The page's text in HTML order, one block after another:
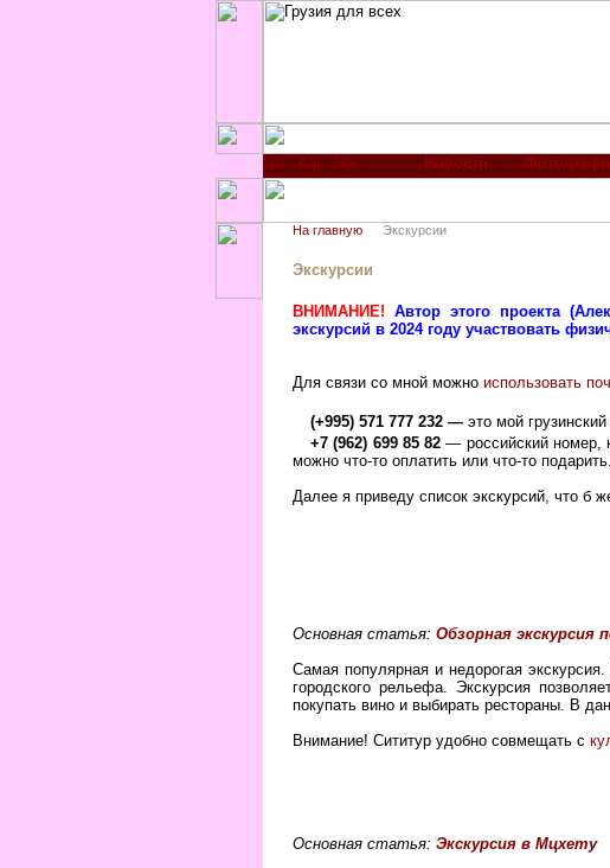
Новости
На главную Экскурсии
Экскурсии
ВНИМАНИЕ! Автор этого проекта
экскурсий в 2024 году участвовать
Для связи со мной можно использовать
(+995) 571 777 232 — это мой
+7 (962) 699 85 82 — российский номер,
можно что-то оплатить или что-то
Далее я приведу список экскурсий, что б
Основная статья: Обзорная экскурсия
Самая популярная и недорогая
городского рельефа. Экскурсия
покупать вино и выбирать рестораны. В
Внимание! Сититур удобно совмещать с
Основная статья: Экскурсия в Мцхету